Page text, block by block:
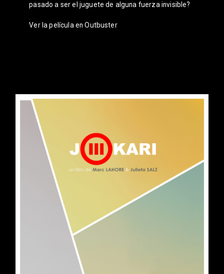
pasado a ser el juguete de alguna fuerza invisible?
Ver la película enOutbuster